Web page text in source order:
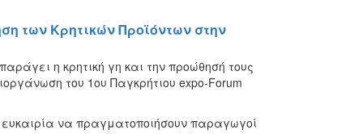
των Κρητικών Προϊόντων στην
η κρητική γη και την προώθησή τους
του 1ου Παγκρήτιου expo-Forum
να πραγματοποιήσουν παραγωγοί